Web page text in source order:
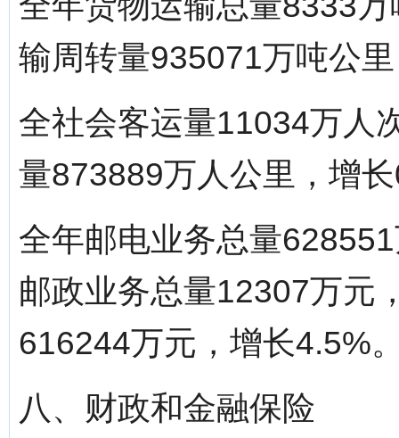
输周转量935071万吨公
全社会客运量11034万人
量873889万人公里，增
全年邮电业务总量
邮政业务总量12307万元
616244万元，增长4.5%
八、财政和金融保险